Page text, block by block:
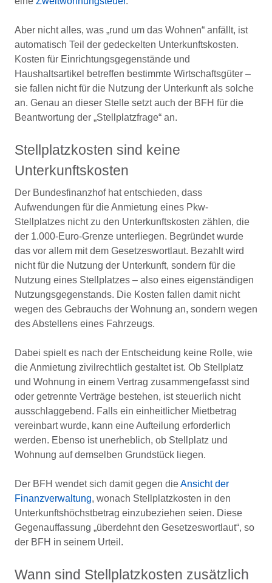
Aber nicht alles, was „rund um das Wohnen“ anfällt, ist
automatisch Teil der gedeckelten Unterkunftskosten.
Kosten für Einrichtungsgegenstände und
Haushaltsartikel betreffen bestimmte Wirtschaftsgüter –
sie fallen nicht für die Nutzung der Unterkunft als solche
an. Genau an dieser Stelle setzt auch der BFH für die
Beantwortung der „Stellplatzfrage“ an.
Stellplatzkosten sind keine
Unterkunftskosten
Der Bundesfinanzhof hat entschieden, dass
Aufwendungen für die Anmietung eines Pkw-
Stellplatzes nicht zu den Unterkunftskosten zählen, die
der 1.000-Euro-Grenze unterliegen. Begründet wurde
das vor allem mit dem Gesetzeswortlaut. Bezahlt wird
nicht für die Nutzung der Unterkunft, sondern für die
Nutzung eines Stellplatzes – also eines eigenständigen
Nutzungsgegenstands. Die Kosten fallen damit nicht
wegen des Gebrauchs der Wohnung an, sondern wegen
des Abstellens eines Fahrzeugs.
Dabei spielt es nach der Entscheidung keine Rolle, wie
die Anmietung zivilrechtlich gestaltet ist. Ob Stellplatz
und Wohnung in einem Vertrag zusammengefasst sind
oder getrennte Verträge bestehen, ist steuerlich nicht
ausschlaggebend. Falls ein einheitlicher Mietbetrag
vereinbart wurde, kann eine Aufteilung erforderlich
werden. Ebenso ist unerheblich, ob Stellplatz und
Wohnung auf demselben Grundstück liegen.
Der BFH wendet sich damit gegen dieAnsicht der
Finanzverwaltung, wonach Stellplatzkosten in den
Unterkunftshöchstbetrag einzubeziehen seien. Diese
Gegenauffassung „überdehnt den Gesetzeswortlaut“, so
der BFH in seinem Urteil.
Wann sind Stellplatzkosten zusätzlich